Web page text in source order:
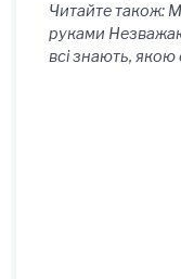
Читайте також:
руками
всі знають,